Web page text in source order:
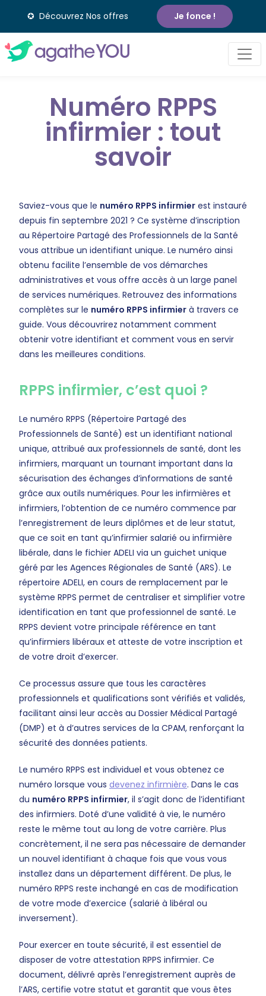
✪ Découvrez Nos offres Je fonce !
Numéro RPPS
infirmier : tout
savoir
Saviez-vous que le numéro RPPS infirmier est instauré
depuis fin septembre 2021 ? Ce système d’inscription
au Répertoire Partagé des Professionnels de la Santé
vous attribue un identifiant unique. Le numéro ainsi
obtenu facilite l’ensemble de vos démarches
administratives et vous offre accès à un large panel
de services numériques. Retrouvez des informations
complètes sur le numéro RPPS infirmier à travers ce
guide. Vous découvrirez notamment comment
obtenir votre identifiant et comment vous en servir
dans les meilleures conditions.
RPPS infirmier, c’est quoi ?
Le numéro RPPS (Répertoire Partagé des
Professionnels de Santé) est un identifiant national
unique, attribué aux professionnels de santé, dont les
infirmiers, marquant un tournant important dans la
sécurisation des échanges d’informations de santé
grâce aux outils numériques. Pour les infirmières et
infirmiers, l’obtention de ce numéro commence par
l’enregistrement de leurs diplômes et de leur statut,
que ce soit en tant qu’infirmier salarié ou infirmière
libérale, dans le fichier ADELI via un guichet unique
géré par les Agences Régionales de Santé (ARS). Le
répertoire ADELI, en cours de remplacement par le
système RPPS permet de centraliser et simplifier votre
identification en tant que professionnel de santé. Le
RPPS devient votre principale référence en tant
qu’infirmiers libéraux et atteste de votre inscription et
de votre droit d’exercer.
Ce processus assure que tous les caractères
professionnels et qualifications sont vérifiés et validés,
facilitant ainsi leur accès au Dossier Médical Partagé
(DMP) et à d’autres services de la CPAM, renforçant la
sécurité des données patients.
Le numéro RPPS est individuel et vous obtenez ce
numéro lorsque vous devenez infirmière. Dans le cas
du numéro RPPS infirmier, il s’agit donc de l’identifiant
des infirmiers. Doté d’une validité à vie, le numéro
reste le même tout au long de votre carrière. Plus
concrètement, il ne sera pas nécessaire de demander
un nouvel identifiant à chaque fois que vous vous
installez dans un département différent. De plus, le
numéro RPPS reste inchangé en cas de modification
de votre mode d’exercice (salarié à libéral ou
inversement).
Pour exercer en toute sécurité, il est essentiel de
disposer de votre attestation RPPS infirmier. Ce
document, délivré après l’enregistrement auprès de
l’ARS, certifie votre statut et garantit que vous êtes